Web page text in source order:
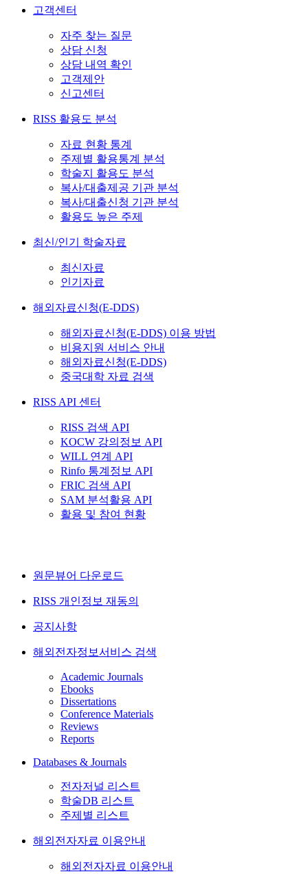
고객센터
자주 찾는 질문
상담 신청
상담 내역 확인
고객제안
신고센터
RISS 활용도 분석
자료 현황 통계
주제별 활용통계 분석
학술지 활용도 분석
복사/대출제공 기관 분석
복사/대출신청 기관 분석
활용도 높은 주제
최신/인기 학술자료
최신자료
인기자료
해외자료신청(E-DDS)
해외자료신청(E-DDS) 이용 방법
비용지원 서비스 안내
해외자료신청(E-DDS)
중국대학 자료 검색
RISS API 센터
RISS 검색 API
KOCW 강의정보 API
WILL 연계 API
Rinfo 통계정보 API
FRIC 검색 API
SAM 분석활용 API
활용 및 참여 현황
원문뷰어 다운로드
RISS 개인정보 재동의
공지사항
해외전자정보서비스 검색
Academic Journals
Ebooks
Dissertations
Conference Materials
Reviews
Reports
Databases & Journals
전자저널 리스트
학술DB 리스트
주제별 리스트
해외전자자료 이용안내
해외전자자료 이용안내